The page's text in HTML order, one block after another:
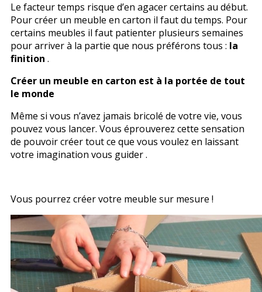
Le facteur temps risque d’en agacer certains au début.
Pour créer un meuble en carton il faut du temps. Pour
certains meubles il faut patienter plusieurs semaines
pour arriver à la partie que nous préférons tous : la
finition .
Créer un meuble en carton est à la portée de tout
le monde
Même si vous n’avez jamais bricolé de votre vie, vous
pouvez vous lancer. Vous éprouverez cette sensation
de pouvoir créer tout ce que vous voulez en laissant
votre imagination vous guider .
Vous pourrez créer votre meuble sur mesure !